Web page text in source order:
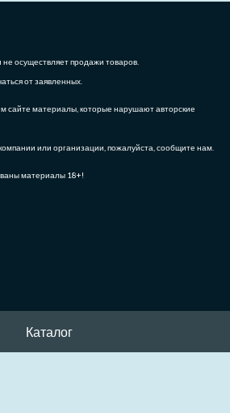
осуществляет продажи товаров.
от заявленных.
сайте материалы, которые нарушают авторские
или организации, пожалуйста, сообщите нам.
материалы 18+!
Каталог